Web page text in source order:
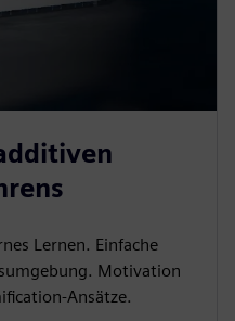
Lernen. Einfache
Motivation
Ansätze.